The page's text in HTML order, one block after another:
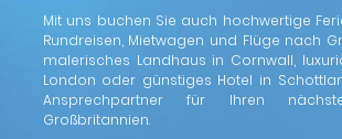
Mit uns buchen Sie auch hochwertige
Rundreisen, Mietwagen und Flüge nach
malerisches Landhaus in Cornwall,
London oder günstiges Hotel in
Ansprechpartner für Ihren
Großbritannien.